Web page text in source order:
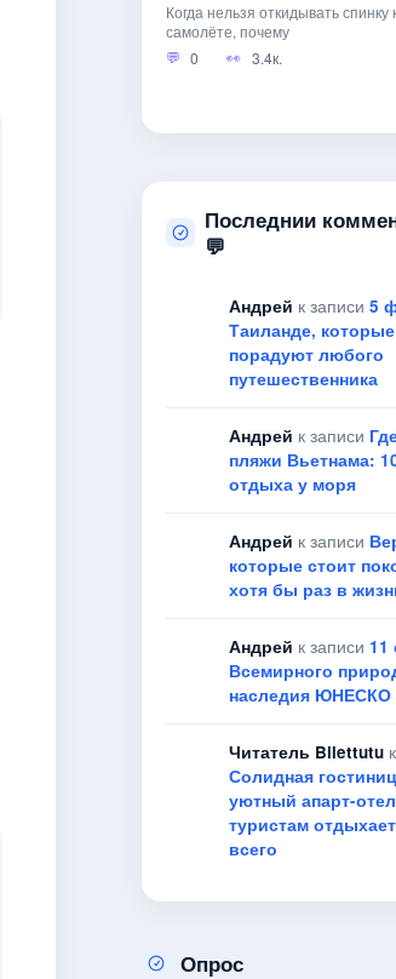
Когда нельзя откидывать спинку
самолёте, почему
0
3.4к.
Последнии
💬
Андрей к записи 5
Таиланде, которые
порадуют любого
путешественника
Андрей к записи
пляжи Вьетнама:
отдыха у моря
Андрей к записи
которые стоит
хотя бы раз в
Андрей к записи 11
Всемирного
наследия ЮНЕСКО
Читатель Bilettutu
Солидная
уютный апарт-
туристам
всего
Опрос